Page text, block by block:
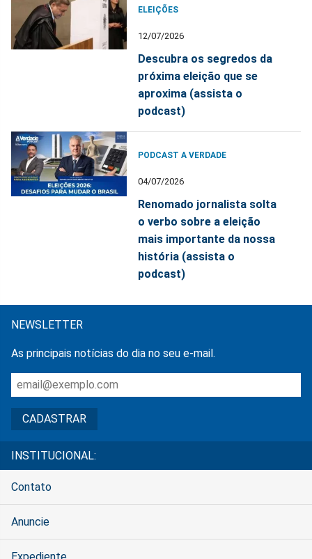
ELEIÇÕES
12/07/2026
Descubra os segredos da
próxima eleição que se
aproxima (assista o
podcast)
PODCAST A VERDADE
04/07/2026
Renomado jornalista solta
o verbo sobre a eleição
mais importante da nossa
história (assista o
podcast)
NEWSLETTER
As principais notícias do dia no seu e-mail.
INSTITUCIONAL:
Contato
Anuncie